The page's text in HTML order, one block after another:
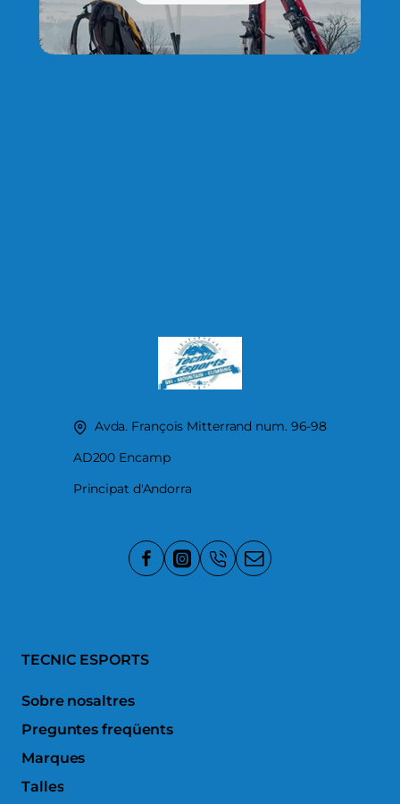
Avda. François Mitterrand num. 96-98
AD200 Encamp
Principat d'Andorra
TECNIC ESPORTS
Sobre nosaltres
Preguntes freqüents
Marques
Talles